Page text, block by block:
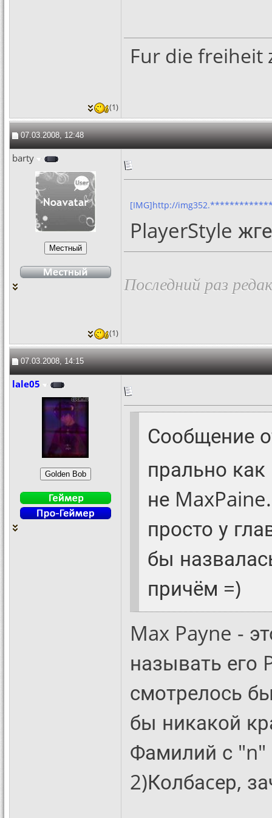
Fur die freiheit
(1)
07.03.2008, 12:48
barty
[IMG]http://
PlayerStyle
Последний раз
(1)
07.03.2008, 14:15
lale05
Сообщение
прально
не
просто у
бы
причём =)
Max Payne -
называть его
смотрелось
бы никакой
Фамилий с "n"
2)Колбаcер,